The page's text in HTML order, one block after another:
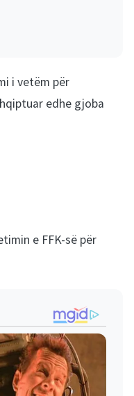
i vetëm për
edhe gjoba
e FFK-së për